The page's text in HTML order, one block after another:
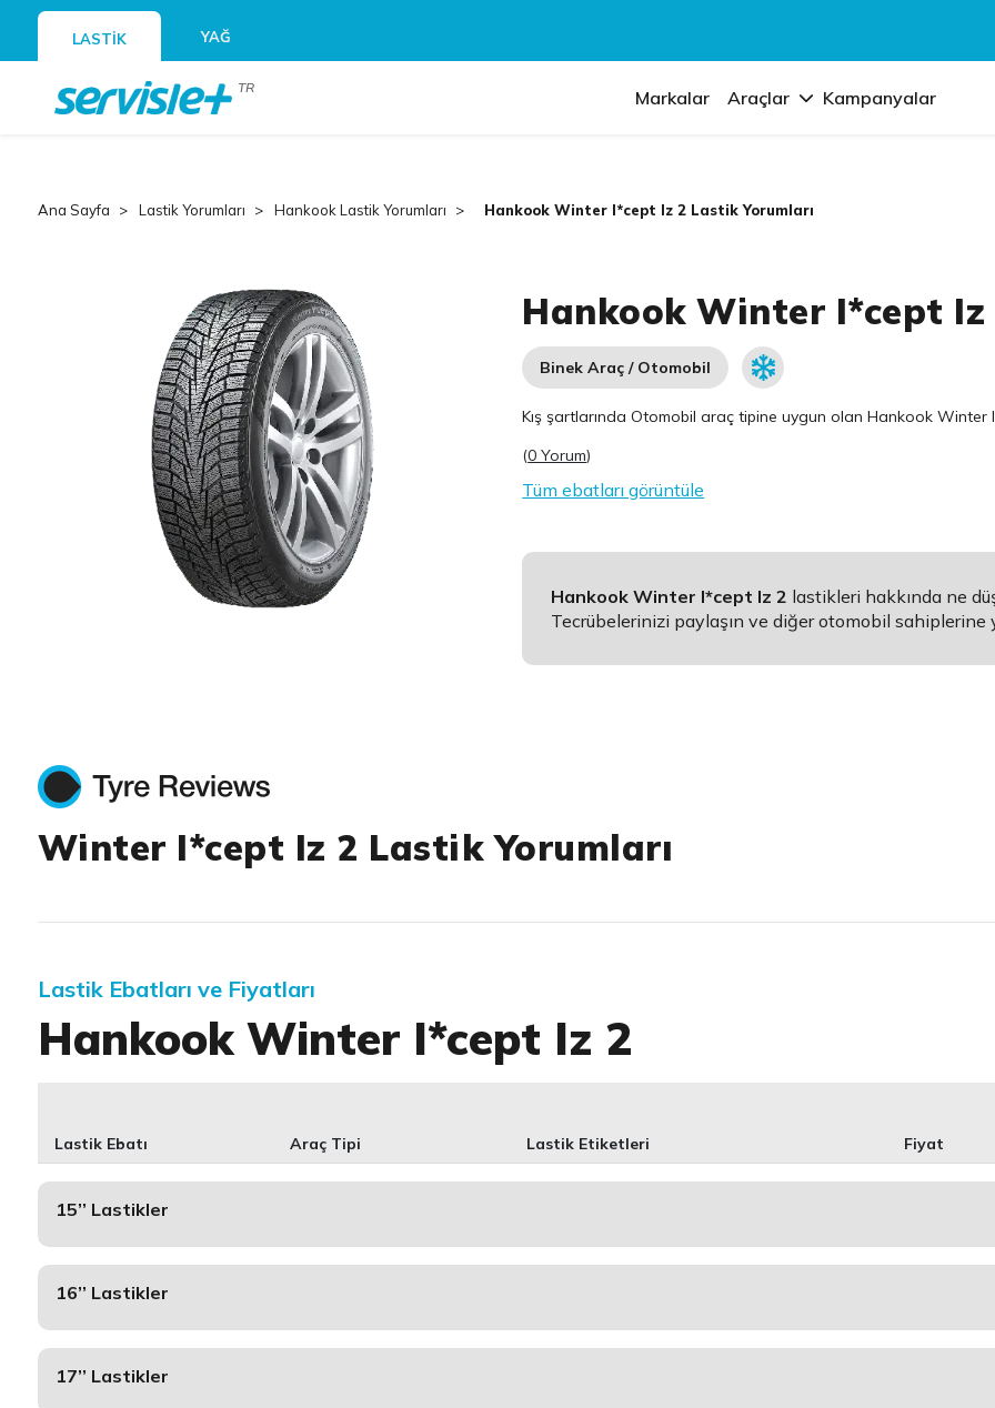
LASTİK YAĞ
TR Markalar Araçlar Kampanyalar
Ana Sayfa Lastik Yorumları Hankook Lastik Yorumları Hankook Winter I*cept Iz 2 Lastik Yorumları
Hankook Winter I*cept Iz
Binek Araç / Otomobil
Kış şartlarında Otomobil araç tipine uygun olanHankook Winter
(0 Yorum)
Tüm ebatları görüntüle
Hankook Winter I*cept Iz 2 lastikleri hakkında ne
Tecrübelerinizi paylaşın ve diğer otomobil sahiplerine
Winter I*cept Iz 2 Lastik Yorumları
Lastik Ebatları ve Fiyatları
Hankook Winter I*cept Iz 2
Lastik Ebatı Araç Tipi Lastik Etiketleri Fiyat
15’’ Lastikler
16’’ Lastikler
17’’ Lastikler